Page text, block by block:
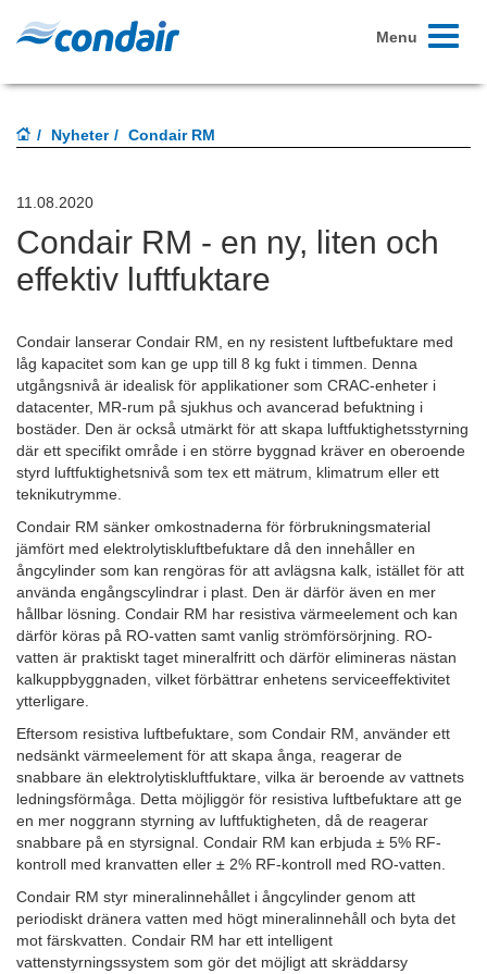
Toggle
Menu
Nyheter Condair RM
11.08.2020
Condair RM - en ny, liten och
effektiv luftfuktare
Condair lanserar Condair RM, en ny resistent luftbefuktare med
låg kapacitet som kan ge upp till 8 kg fukt i timmen. Denna
utgångsnivå är idealisk för applikationer som CRAC-enheter i
datacenter, MR-rum på sjukhus och avancerad befuktning i
bostäder. Den är också utmärkt för att skapa luftfuktighetsstyrning
där ett specifikt område i en större byggnad kräver en oberoende
styrd luftfuktighetsnivå som tex ett mätrum, klimatrum eller ett
teknikutrymme.
Condair RM sänker omkostnaderna för förbrukningsmaterial
jämfört med elektrolytiskluftbefuktare då den innehåller en
ångcylinder som kan rengöras för att avlägsna kalk, istället för att
använda engångscylindrar i plast. Den är därför även en mer
hållbar lösning. Condair RM har resistiva värmeelement och kan
därför köras på RO-vatten samt vanlig strömförsörjning. RO-
vatten är praktiskt taget mineralfritt och därför elimineras nästan
kalkuppbyggnaden, vilket förbättrar enhetens serviceeffektivitet
ytterligare.
Eftersom resistiva luftbefuktare, som Condair RM, använder ett
nedsänkt värmeelement för att skapa ånga, reagerar de
snabbare än elektrolytiskluftfuktare, vilka är beroende av vattnets
ledningsförmåga. Detta möjliggör för resistiva luftbefuktare att ge
en mer noggrann styrning av luftfuktigheten, då de reagerar
snabbare på en styrsignal. Condair RM kan erbjuda ± 5% RF-
kontroll med kranvatten eller ± 2% RF-kontroll med RO-vatten.
Condair RM styr mineralinnehållet i ångcylinder genom att
periodiskt dränera vatten med högt mineralinnehåll och byta det
mot färskvatten. Condair RM har ett intelligent
vattenstyrningssystem som gör det möjligt att skräddarsy